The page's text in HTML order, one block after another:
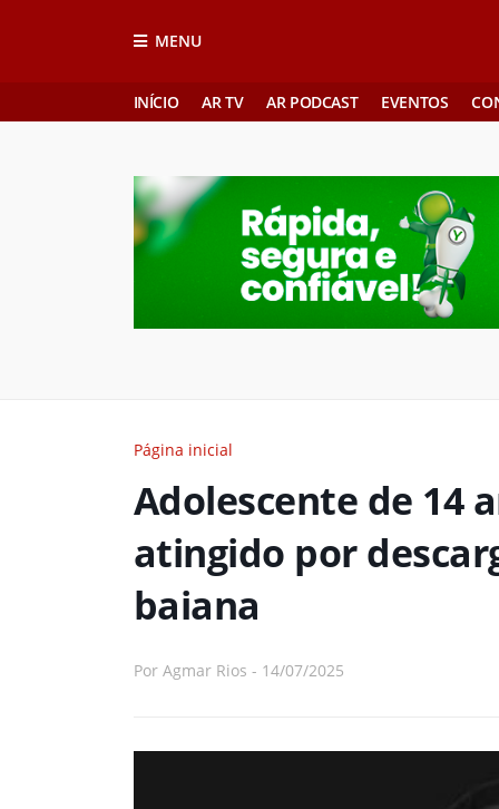
MENU
INÍCIO AR TV AR PODCAST EVENTOS
Página inicial
Adolescente de 14
atingido por
baiana
Por Agmar Rios - 14/07/2025